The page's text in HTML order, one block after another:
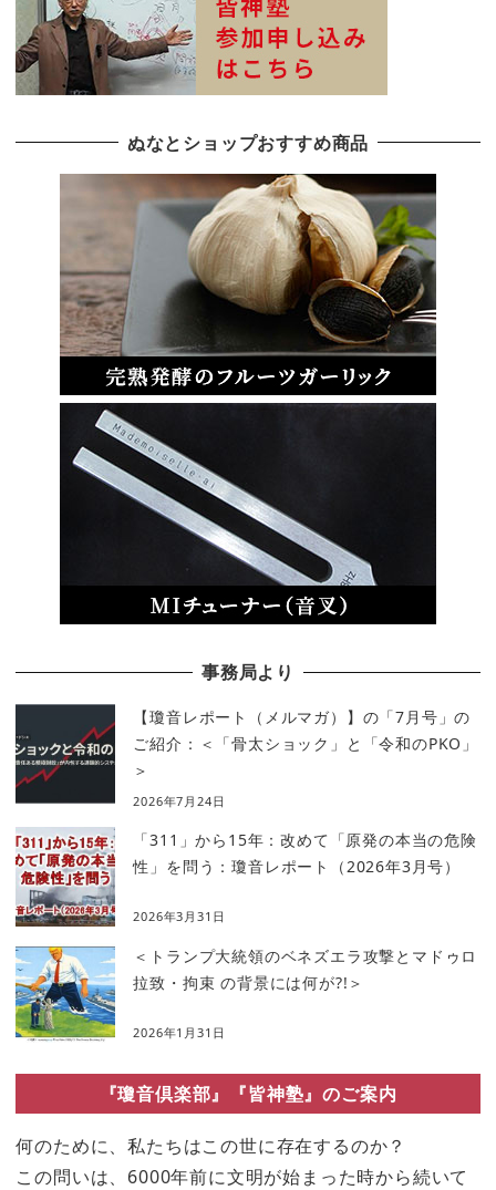
ぬなとショップおすすめ商品
事務局より
【瓊音レポート（メルマガ）】の「7月号」の
ご紹介：＜「骨太ショック」と「令和のPKO」
＞
2026年7月24日
「311」から15年：改めて「原発の本当の危険
性」を問う：瓊音レポート（2026年3月号）
2026年3月31日
＜トランプ大統領のベネズエラ攻撃とマドゥロ
拉致・拘束 の背景には何が?!＞
2026年1月31日
『瓊音倶楽部』『皆神塾』のご案内
何のために、私たちはこの世に存在するのか？
この問いは、6000年前に文明が始まった時から続いて